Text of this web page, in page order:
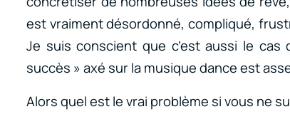
est vraiment désordonné, compliqué,
Je suis conscient que c’est aussi le cas
succès » axé sur la musique dance est
Alors quel est le vrai problème si vous ne